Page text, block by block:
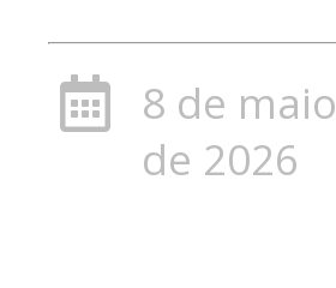
8 de maio
de 2026